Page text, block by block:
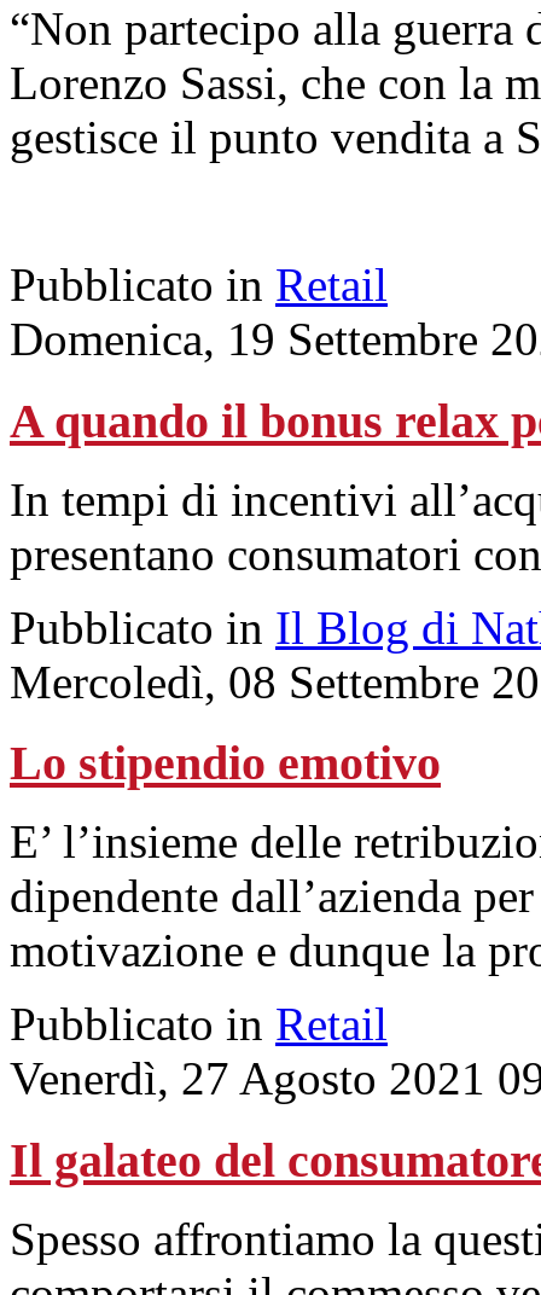
“Non partecipo alla
Lorenzo Sassi, che con la
gestisce il punto vendita a
Pubblicato in Retail
Domenica, 19 Settembre
A quando il bonus relax
In tempi di incentivi
presentano consumatori
Pubblicato in Il Blog di
Mercoledì, 08 Settembre
Lo stipendio emotivo
E’ l’insieme delle
dipendente dall’azienda
motivazione e dunque la
Pubblicato in Retail
Venerdì, 27 Agosto 2021
Il galateo del
Spesso affrontiamo la